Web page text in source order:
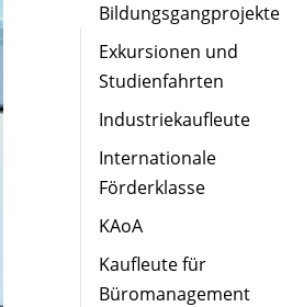
Bildungsgangprojekte
Exkursionen und
Studienfahrten
Industriekaufleute
Internationale
Förderklasse
KAoA
Kaufleute für
Büromanagement